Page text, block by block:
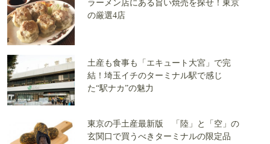
ラーメン店にある旨い焼売を探せ！東京
の厳選4店
土産も食事も「エキュート大宮」で完
結！埼玉イチのターミナル駅で感じ
た“駅ナカ”の魅力
東京の手土産最新版 「陸」と「空」の
玄関口で買うべきターミナルの限定品